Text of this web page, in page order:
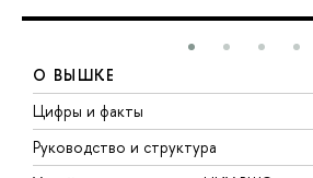
О ВЫШКЕ
Цифры и факты
Руководство и структура